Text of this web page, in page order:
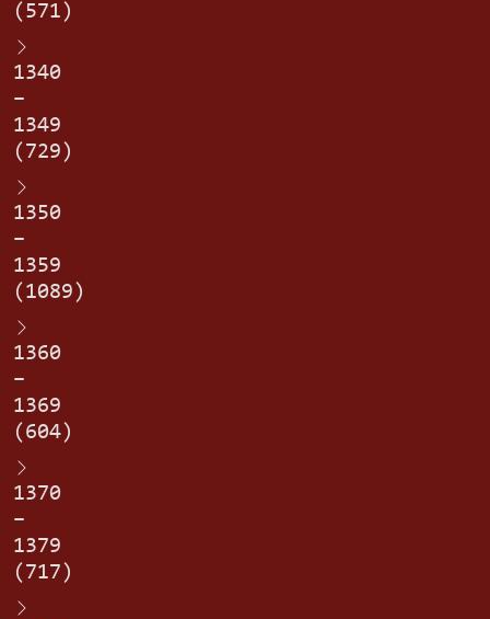
(571)
1340
–
1349
(729)
1350
–
1359
(1089)
1360
–
1369
(604)
1370
–
1379
(717)